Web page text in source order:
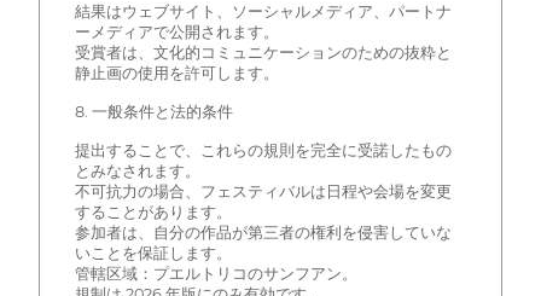
結果はウェブサイト、ソーシャルメディア、パートナ
ーメディアで公開されます。
受賞者は、文化的コミュニケーションのための抜粋と
静止画の使用を許可します。
8. 一般条件と法的条件
提出することで、これらの規則を完全に受諾したもの
とみなされます。
不可抗力の場合、フェスティバルは日程や会場を変更
することがあります。
参加者は、自分の作品が第三者の権利を侵害していな
いことを保証します。
管轄区域：プエルトリコのサンフアン。